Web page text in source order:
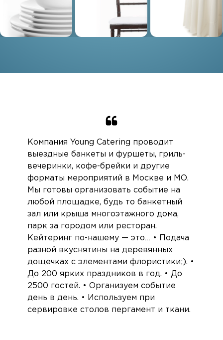
Компания Young Catering проводит
выездные банкеты и фуршеты, гриль-
вечеринки, кофе-брейки и другие
форматы мероприятий в Москве и МО.
Мы готовы организовать событие на
любой площадке, будь то банкетный
зал или крыша многоэтажного дома,
парк за городом или ресторан.
Кейтеринг по-нашему — это… • Подача
разной вкуснятины на деревянных
дощечках с элементами флористики;). •
До 200 ярких праздников в год. • До
2500 гостей. • Организуем событие
день в день. • Используем при
сервировке столов пергамент и ткани.